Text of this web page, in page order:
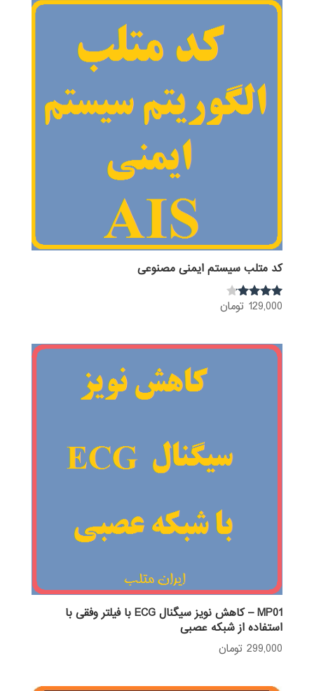
کد متلب سیستم ایمنی مصنوعی
نمره
129,000 تومان
MP01 – کاهش نویز سیگنال ECG با فیلتر وفقی با
استفاده از شبکه عصبی
299,000 تومان